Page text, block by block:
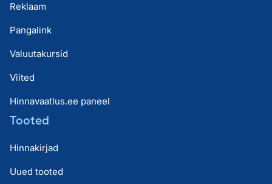
Reklaam
Pangalink
Valuutakursid
Viited
Hinnavaatlus.ee paneel
Tooted
Hinnakirjad
Uued tooted